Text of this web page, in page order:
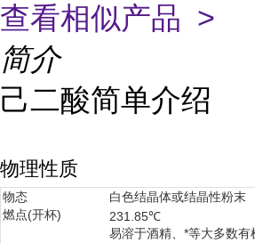
查看相似产品 >
简介
己二酸简单介绍
物理性质
物态 白色结晶体或结晶性粉末
燃点(开杯)
231.85℃
易溶于酒精、*等大多数有